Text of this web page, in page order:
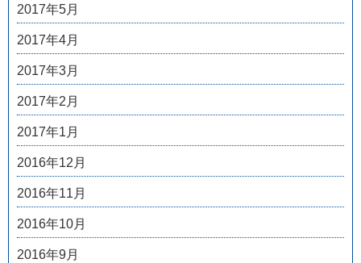
2017年5月
2017年4月
2017年3月
2017年2月
2017年1月
2016年12月
2016年11月
2016年10月
2016年9月